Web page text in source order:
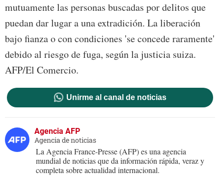
mutuamente las personas buscadas por delitos que
puedan dar lugar a una extradición. La liberación
bajo fianza o con condiciones 'se concede raramente'
debido al riesgo de fuga, según la justicia suiza.
AFP/El Comercio.
Unirme al canal de noticias
Agencia AFP
Agencia de noticias
La Agencia France-Presse (AFP) es una agencia
mundial de noticias que da información rápida, veraz y
completa sobre actualidad internacional.